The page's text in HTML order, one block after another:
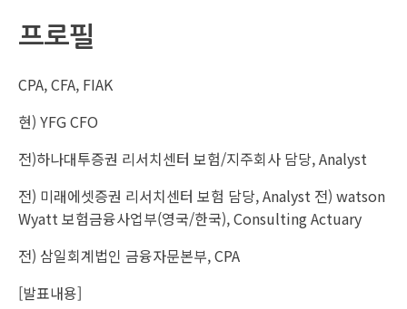
프로필
CPA, CFA, FIAK
현) YFG CFO
전)하나대투증권 리서치센터 보험/지주회사 담당, Analyst
전) 미래에셋증권 리서치센터 보험 담당, Analyst 전) watson
Wyatt 보험금융사업부(영국/한국), Consulting Actuary
전) 삼일회계법인 금융자문본부, CPA
[발표내용]